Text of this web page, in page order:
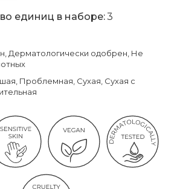
единиц в наборе:3
Дерматологически одобрен, Не
Проблемная, Сухая, Сухая с